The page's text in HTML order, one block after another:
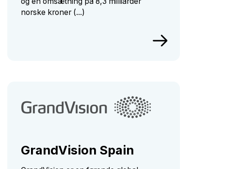
norske kroner (...)
GrandVision Spain